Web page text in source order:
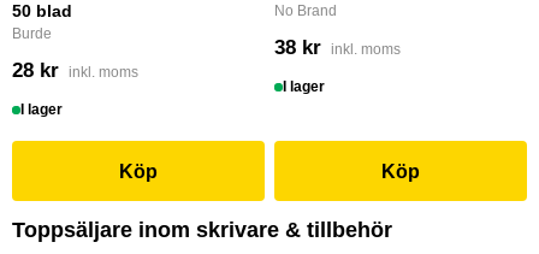
50 blad
Burde
28 kr inkl. moms
I lager
Köp
No Brand
38 kr inkl. moms
I lager
Köp
Toppsäljare inom skrivare & tillbehör